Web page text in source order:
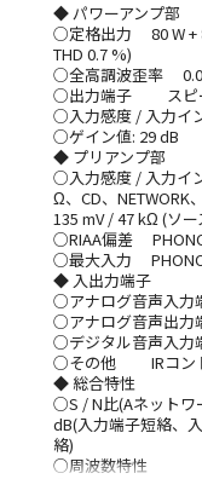
◆ パワーアンプ部
○定格出力 80 W +
THD 0.7 %)
○全高調波歪率
○出力端子 スピー
○入力感度 / 入力イ
○ゲイン値: 29 dB
◆ プリアンプ部
○入力感度 / 入力イ
Ω、CD、NETWORK
135 mV / 47 kΩ (ソ
○RIAA偏差
○最大入力
◆ 入出力端子
○アナログ音声入力
○アナログ音声出力
○デジタル音声入
○その他 IRコン
◆ 総合特性
○S / N比(Aネットワ
dB(入力端子短絡、
絡)
○周波数特性 5